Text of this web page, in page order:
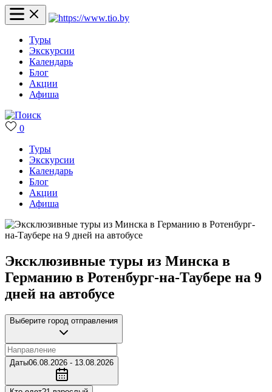
Туры
Экскурсии
Календарь
Блог
Акции
Афиша
0
Туры
Экскурсии
Календарь
Блог
Акции
Афиша
Эксклюзивные туры из Минска в
Германию в Ротенбург-на-Таубере на 9
дней на автобусе
Выберите город отправления
Даты06.08.2026 - 13.08.2026